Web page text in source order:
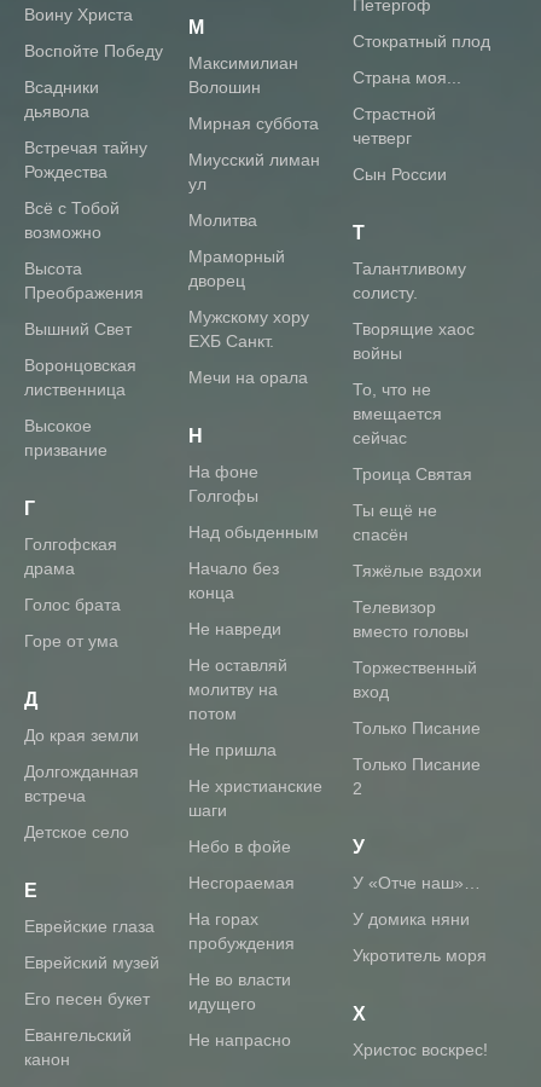
Воину Христа
Воспойте Победу
Всадники
дьявола
Встречая тайну
Рождества
Всё с Тобой
возможно
Высота
Преображения
Вышний Свет
Воронцовская
лиственница
Высокое
призвание
Г
Голгофская
драма
Голос брата
Горе от ума
Д
До края земли
Долгожданная
встреча
Детское село
Е
Еврейские глаза
Еврейский музей
Его песен букет
Евангельский
канон
М
Максимилиан
Волошин
Мирная суббота
Миусский лиман
ул
Молитва
Мраморный
дворец
Мужскому хору
ЕХБ Санкт.
Мечи на орала
Н
На фоне
Голгофы
Над обыденным
Начало без
конца
Не навреди
Не оставляй
молитву на
потом
Не пришла
Не христианские
шаги
Небо в фойе
Несгораемая
На горах
пробуждения
Не во власти
идущего
Не напрасно
Петергоф
Стократный плод
Страна моя...
Страстной
четверг
Сын России
Т
Талантливому
солисту.
Творящие хаос
войны
То, что не
вмещается
сейчас
Троица Святая
Ты ещё не
спасён
Тяжёлые вздохи
Телевизор
вместо головы
Торжественный
вход
Только Писание
Только Писание
2
У
У «Отче наш»…
У домика няни
Укротитель моря
Х
Христос воскрес!